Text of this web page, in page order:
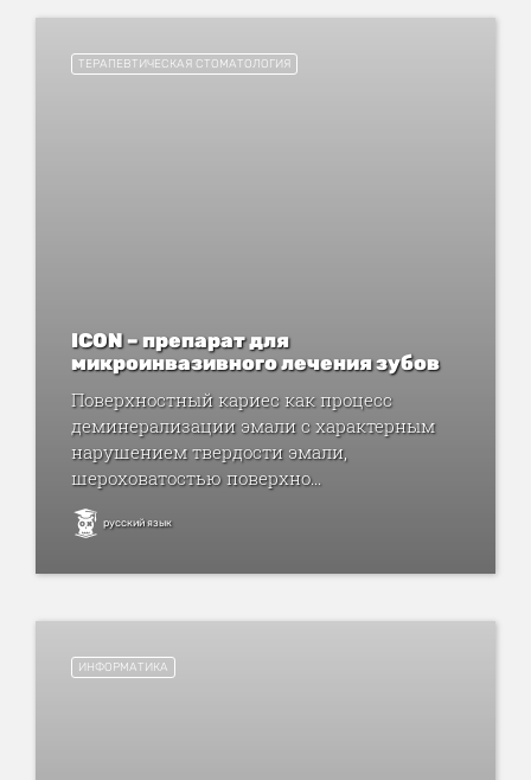
ТЕРАПЕВТИЧЕСКАЯ СТОМАТОЛОГИЯ
ICON – препарат для
микроинвазивного лечения зубов
Поверхностный кариес как процесс
деминерализации эмали с характерным
нарушением твердости эмали,
шероховатостью поверхно...
русский язык
ИНФОРМАТИКА